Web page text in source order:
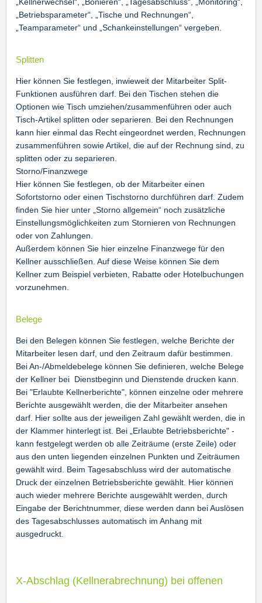
„Betriebsparameter“, „Tische und Rechnungen“,
„Teamparameter“ und „Schankeinstellungen“ vergeben.
Splitten
Hier können Sie festlegen, inwieweit der Mitarbeiter Split-
Funktionen ausführen darf. Bei den Tischen stehen die
Optionen wie Tisch umziehen/zusammenführen oder auch
Tisch-Artikel splitten oder separieren. Bei den Rechnungen
kann hier einmal das Recht eingeordnet werden, Rechnungen
zusammenführen sowie Artikel, die auf der Rechnung sind, zu
splitten oder zu separieren.
Storno/Finanzwege
Hier können Sie festlegen, ob der Mitarbeiter einen
Sofortstorno oder einen Tischstorno durchführen darf. Zudem
finden Sie hier unter „Storno allgemein“ noch zusätzliche
Einstellungsmöglichkeiten zum Stornieren von Rechnungen
oder von Zahlungen.
Außerdem können Sie hier einzelne Finanzwege für den
Kellner ausschließen. Auf diese Weise können Sie dem
Kellner zum Beispiel verbieten, Rabatte oder Hotelbuchungen
vorzunehmen.
Belege
Bei den Belegen können Sie festlegen, welche Berichte der
Mitarbeiter lesen darf, und den Zeitraum dafür bestimmen.
Bei An-/Abmeldebelege können Sie definieren, welche Belege
der Kellner bei Dienstbeginn und Dienstende drucken kann.
Bei "Erlaubte Kellnerberichte", können einzelne oder mehrere
Berichte ausgewählt werden, die der Mitarbeiter ansehen
darf. Hier sollte aus der jeweiligen Zahl gewählt werden, die in
der Klammer hinterlegt ist. Bei „Erlaubte Betriebsberichte" -
kann festgelegt werden ob alle Zeiträume (erste Zeile) oder
aus den unten liegenden einzelnen Punkten und Zeiträumen
gewählt wird. Beim Tagesabschluss wird der automatische
Druck der einzelnen Betriebsberichte gewählt. Hier können
auch wieder mehrere Berichte ausgewählt werden, durch
Eingabe der Berichtnummer, diese werden dann bei Auslösen
des Tagesabschlusses automatisch im Anhang mit
ausgedruckt.
X-Abschlag (Kellnerabrechnung) bei offenen